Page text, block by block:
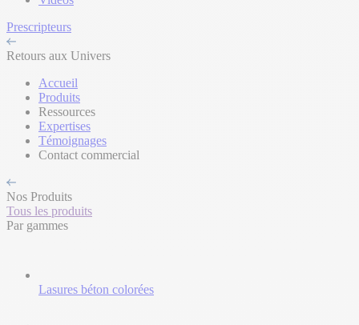
Prescripteurs
Retours aux Univers
Accueil
Produits
Ressources
Expertises
Témoignages
Contact commercial
Nos Produits
Tous les produits
Par gammes
Lasures béton colorées